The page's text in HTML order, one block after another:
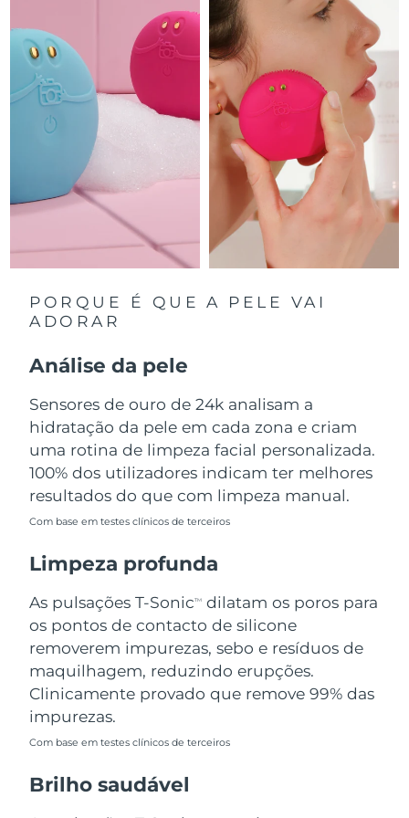
PORQUE É QUE A PELE VAI
ADORAR
Análise da pele
Sensores de ouro de 24k analisam a
hidratação da pele em cada zona e criam
uma rotina de limpeza facial personalizada.
100% dos utilizadores indicam ter melhores
resultados do que com limpeza manual.
Com base em testes clínicos de terceiros
Limpeza profunda
As pulsações T-SonicTM
dilatam os poros para
os pontos de contacto de silicone
removerem impurezas, sebo e resíduos de
maquilhagem, reduzindo erupções.
Clinicamente provado que remove 99% das
impurezas.
Com base em testes clínicos de terceiros
Brilho saudável
Entrega prevista 8/8/26
Macau, RAE da
China
Entrega prevista 8/10/26
Malásia Entrega prevista8/11/26
Entrega prevista 8/8/26
México Entrega prevista 8/12/26
Mônaco Entrega prevista 8/9/26
Países Baixos Entrega prevista
Omã Entrega prevista8/11/26
Filipinas Entrega prevista
Entrega prevista
Portugal
Porto Rico
Catar
Reunião Entrega prevista
Romênia